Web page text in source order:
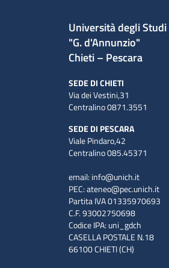
Università degli Studi
"G. d'Annunzio"
Chieti – Pescara
SEDE DI CHIETI
Via dei Vestini,31
Centralino 0871.3551
SEDE DI PESCARA
Viale Pindaro,42
Centralino 085.45371
email: info@unich.it
PEC:ateneo@pec.unich.it
Partita IVA 01335970693
C.F. 93002750698
Codice IPA: uni_gdch
CASELLA POSTALE N.18
66100 CHIETI (CH)